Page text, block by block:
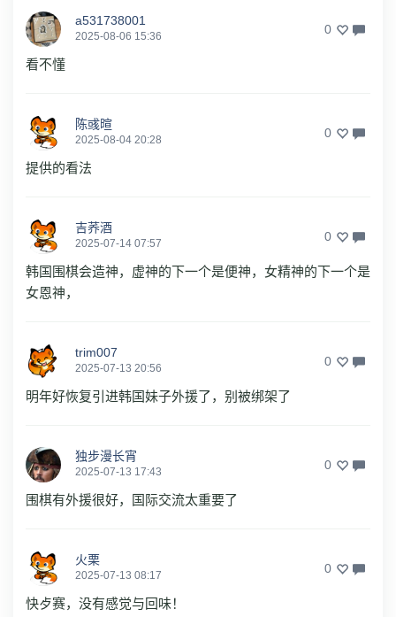
a531738001
2025-08-06 15:36 0
看不懂
陈彧暄
2025-08-04 20:28 0
提供的看法
吉荞酒
2025-07-14 07:57 0
韩国围棋会造神，虚神的下一个是便神，女精神的下一个是
女恩神，
trim007
2025-07-13 20:56 0
明年好恢复引进韩国妹子外援了，别被绑架了
独步漫长宵
2025-07-13 17:43 0
围棋有外援很好，国际交流太重要了
火栗
2025-07-13 08:17 0
快歺赛，没有感觉与回味！